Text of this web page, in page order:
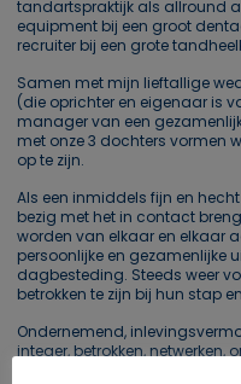
tandartspraktijk als allround
equipment bij een groot
recruiter bij een grote
Samen met mijn lieftallige
(die oprichter en eigenaar is
manager van een
met onze 3 dochters vormen
op te zijn.
Als een inmiddels fijn en
bezig met het in contact
worden van elkaar en elkaar
persoonlijke en gezamenlijke
dagbesteding. Steeds weer
betrokken te zijn bij hun stap
Ondernemend,
integer, betrokken,